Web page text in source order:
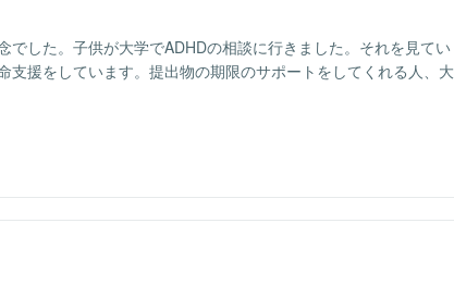
でした。子供が大学でADHDの相談に行きました。それを見てい
支援をしています。提出物の期限のサポートをしてくれる人、大